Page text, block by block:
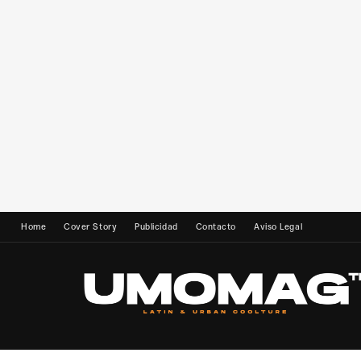
Home Cover Story Publicidad Contacto Aviso Legal